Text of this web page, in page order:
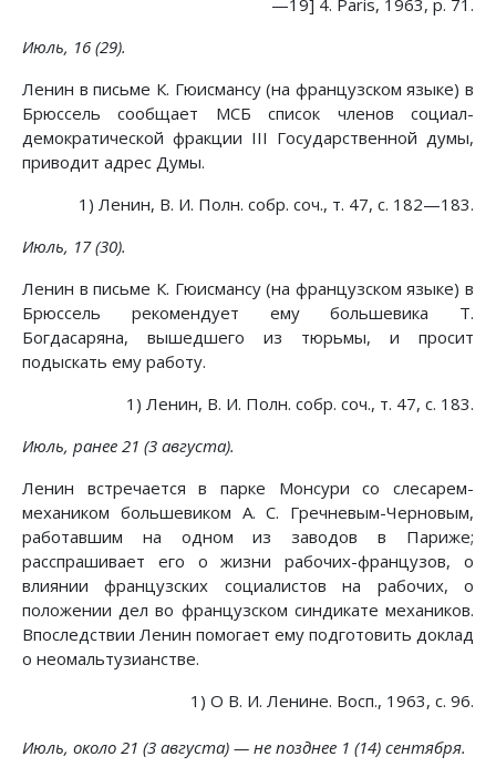
—19] 4. Paris, 1963, p. 71.
Июль, 16 (29).
Ленин в письме К. Гюисмансу (на французском языке) в
Брюссель сообщает МСБ список членов социал-
демократической фракции III Государственной думы,
приводит адрес Думы.
1) Ленин, В. И. Полн. собр. соч., т. 47, с. 182—183.
Июль, 17 (30).
Ленин в письме К. Гюисмансу (на французском языке) в
Брюссель рекомендует ему большевика Т.
Богдасаряна, вышедшего из тюрьмы, и просит
подыскать ему работу.
1) Ленин, В. И. Полн. собр. соч., т. 47, с. 183.
Июль, ранее 21 (3 августа).
Ленин встречается в парке Монсури со слесарем-
механиком большевиком А. С. Гречневым-Черновым,
работавшим на одном из заводов в Париже;
расспрашивает его о жизни рабочих-французов, о
влиянии французских социалистов на рабочих, о
положении дел во французском синдикате механиков.
Впоследствии Ленин помогает ему подготовить доклад
о неомальтузианстве.
1) О В. И. Ленине. Восп., 1963, с. 96.
Июль, около 21 (3 августа) — не позднее 1 (14) сентября.